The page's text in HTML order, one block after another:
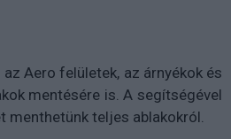
Aero felületek, az árnyékok és
mentésére is. A segítségével
menthetünk teljes ablakokról.